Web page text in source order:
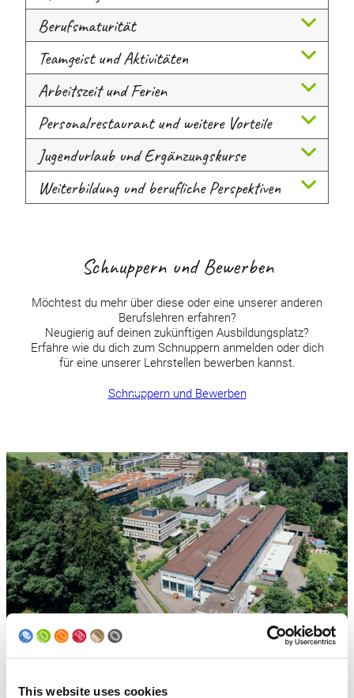
This website uses cookies
Berufsmaturität
Teamgeist und Aktivitäten
Arbeitszeit und Ferien
Personalrestaurant und weitere Vorteile
Jugendurlaub und Ergänzungskurse
Weiterbildung und berufliche Perspektiven
Schnuppern und Bewerben
Möchtest du mehr über diese oder eine unserer anderen
Berufslehren erfahren?
Neugierig auf deinen zukünftigen Ausbildungsplatz?
Erfahre wie du dich zum Schnuppern anmelden oder dich
für eine unserer Lehrstellen bewerben kannst.
Schnuppern und Bewerben